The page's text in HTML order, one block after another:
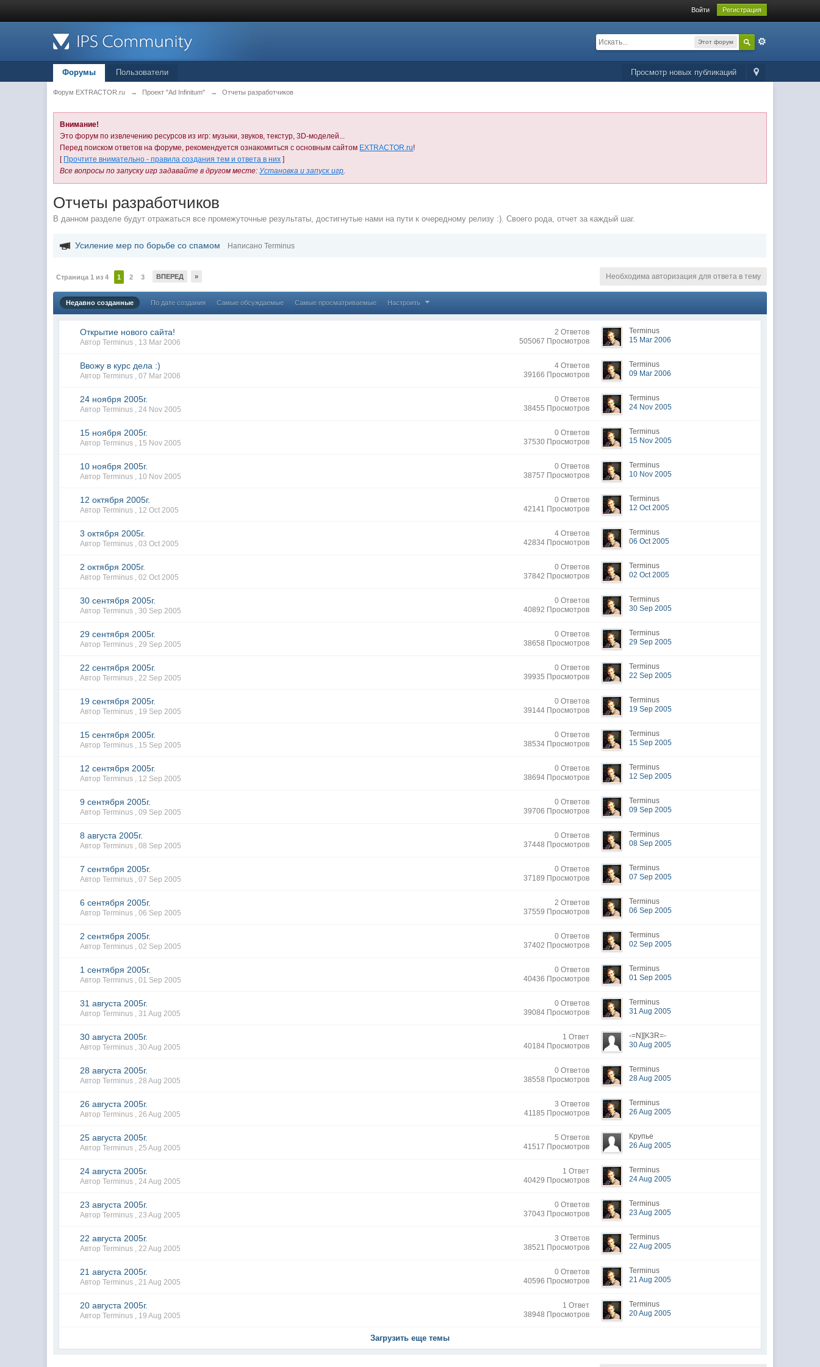
Войти Регистрация
Этот форум
Просмотр новых публикаций
Форумы Пользователи
Форум EXTRACTOR.ru → Проект "Ad Infinitum" → Отчеты разработчиков
Внимание!
Это форум по извлечению ресурсов из игр: музыки, звуков, текстур, 3D-моделей...
Перед поиском ответов на форуме, рекомендуется ознакомиться с основным сайтом EXTRACTOR.ru!
[ Прочтите внимательно - правила создания тем и ответа в них ]
Все вопросы по запуску игр задавайте в другом месте:Установка и запуск игр.
Отчеты разработчиков
В данном разделе будут отражаться все промежуточные результаты, достигнутые нами на пути к очередному релизу :). Своего рода, отчет за каждый шаг.
Усиление мер по борьбе со спамом Написано Terminus
Страница 1 из 4 1 2 3 ВПЕРЕД » Необходима авторизация для ответа в тему
Недавно созданные По дате создания Самые обсуждаемые Самые просматриваемые Настроить
Открытие нового сайта!
Автор Terminus , 13 Mar 2006
2 Ответов
505067 Просмотров
Terminus
15 Mar 2006
Ввожу в курс дела :)
Автор Terminus ,07 Mar 2006
4 Ответов
39166 Просмотров
Terminus
09 Mar 2006
24 ноября 2005г.
Автор Terminus ,24 Nov 2005
0 Ответов
38455 Просмотров
Terminus
24 Nov 2005
15 ноября 2005г.
Автор Terminus , 15 Nov 2005
0 Ответов
37530 Просмотров
Terminus
15 Nov 2005
10 ноября 2005г.
Автор Terminus , 10 Nov 2005
0 Ответов
38757 Просмотров
Terminus
10 Nov 2005
12 октября 2005г.
Автор Terminus , 12 Oct 2005
0 Ответов
42141 Просмотров
Terminus
12 Oct 2005
3 октября 2005г.
Автор Terminus ,03 Oct 2005
4 Ответов
42834 Просмотров
Terminus
06 Oct 2005
2 октября 2005г.
Автор Terminus ,02 Oct 2005
0 Ответов
37842 Просмотров
Terminus
02 Oct 2005
30 сентября 2005г.
Автор Terminus ,30 Sep 2005
0 Ответов
40892 Просмотров
Terminus
30 Sep 2005
29 сентября 2005г.
Автор Terminus ,29 Sep 2005
0 Ответов
38658 Просмотров
Terminus
29 Sep 2005
22 сентября 2005г.
Автор Terminus ,22 Sep 2005
0 Ответов
39935 Просмотров
Terminus
22 Sep 2005
19 сентября 2005г.
Автор Terminus , 19 Sep 2005
0 Ответов
39144 Просмотров
Terminus
19 Sep 2005
15 сентября 2005г.
Автор Terminus , 15 Sep 2005
0 Ответов
38534 Просмотров
Terminus
15 Sep 2005
12 сентября 2005г.
Автор Terminus , 12 Sep 2005
0 Ответов
38694 Просмотров
Terminus
12 Sep 2005
9 сентября 2005г.
Автор Terminus ,09 Sep 2005
0 Ответов
39706 Просмотров
Terminus
09 Sep 2005
8 августа 2005г.
Автор Terminus ,08 Sep 2005
0 Ответов
37448 Просмотров
Terminus
08 Sep 2005
7 сентября 2005г.
Автор Terminus ,07 Sep 2005
0 Ответов
37189 Просмотров
Terminus
07 Sep 2005
6 сентября 2005г.
Автор Terminus ,06 Sep 2005
2 Ответов
37559 Просмотров
Terminus
06 Sep 2005
2 сентября 2005г.
Автор Terminus ,02 Sep 2005
0 Ответов
37402 Просмотров
Terminus
02 Sep 2005
1 сентября 2005г.
Автор Terminus ,01 Sep 2005
0 Ответов
40436 Просмотров
Terminus
01 Sep 2005
31 августа 2005г.
Автор Terminus ,31 Aug 2005
0 Ответов
39084 Просмотров
Terminus
31 Aug 2005
30 августа 2005г.
Автор Terminus ,30 Aug 2005
1 Ответ
40184 Просмотров
-=N][K3R=-
30 Aug 2005
28 августа 2005г.
Автор Terminus ,28 Aug 2005
0 Ответов
38558 Просмотров
Terminus
28 Aug 2005
26 августа 2005г.
Автор Terminus ,26 Aug 2005
3 Ответов
41185 Просмотров
Terminus
26 Aug 2005
25 августа 2005г.
Автор Terminus ,25 Aug 2005
5 Ответов
41517 Просмотров
Крупье
26 Aug 2005
24 августа 2005г.
Автор Terminus ,24 Aug 2005
1 Ответ
40429 Просмотров
Terminus
24 Aug 2005
23 августа 2005г.
Автор Terminus ,23 Aug 2005
0 Ответов
37043 Просмотров
Terminus
23 Aug 2005
22 августа 2005г.
Автор Terminus ,22 Aug 2005
3 Ответов
38521 Просмотров
Terminus
22 Aug 2005
21 августа 2005г.
Автор Terminus ,21 Aug 2005
0 Ответов
40596 Просмотров
Terminus
21 Aug 2005
20 августа 2005г.
Автор Terminus , 19 Aug 2005
1 Ответ
38948 Просмотров
Terminus
20 Aug 2005
Загрузить еще темы